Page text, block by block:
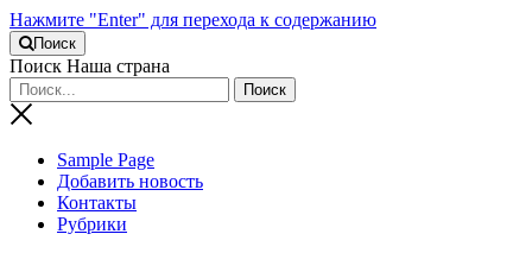
Нажмите "Enter" для перехода к содержанию
Поиск
Поиск Наша страна
Sample Page
Добавить новость
Контакты
Рубрики